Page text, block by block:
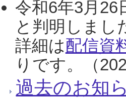
令和6年3月26
と判明しまし
詳細は配信資
りです。（
過去のお知